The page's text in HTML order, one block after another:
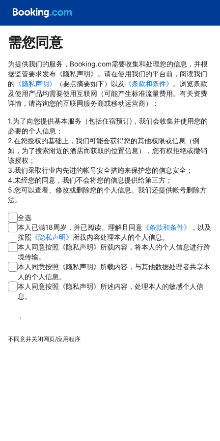
需您同意
为提供我们的服务，Booking.com需要收集和处理您的信息，并根
据监管要求发布《隐私声明》。请在使用我们的平台前，阅读我们
的 《隐私声明》 （要点摘要如下）以及 《条款和条件》 。浏览条款
及使用产品均需要使用互联网（可能产生标准流量费用。有关资费
详情，请咨询您的互联网服务商或移动运营商）：
1.为了向您提供基本服务（包括住宿预订)，我们会收集并使用您的
必要的个人信息；
2.在您授权的基础上，我们可能会获得您的其他权限或信息（例
如，为了搜索附近的酒店而获取的位置信息），您有权拒绝或撤销
该授权；
3.我们采取行业内先进的帐号安全措施来保护您的信息安全；
4.未经您的同意，我们不会将您的信息提供给第三方；
5.您可以查看、修改或删除您的个人信息。我们还提供帐号删除方
法。
全选
本人已满18周岁，并已阅读、理解且同意 《条款和条件》
，以及
按照 《隐私声明》 所载内容处理本人的个人信息。
本人同意按照《隐私声明》所载内容，将本人的个人信息进行跨
境传输。
本人同意按照《隐私声明》所载内容，与其他数据处理者共享本
人的个人信息。
本人同意按照《隐私声明》所述内容，处理本人的敏感个人信
息。
同意
不同意并关闭网页/应用程序